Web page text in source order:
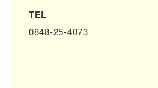
TEL
0848-25-4073